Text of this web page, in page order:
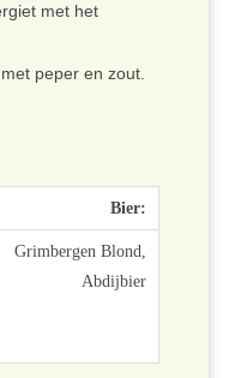
met het
peper en zout.
Bier:
Grimbergen Blond,
Abdijbier